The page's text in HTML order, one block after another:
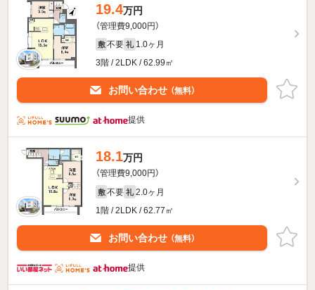
19.4万円
（管理費9,000円）
敷 不要 礼 1.0ヶ月
3階 / 2LDK / 62.99㎡
お問い合わせ （無料）
提供
18.1万円
（管理費9,000円）
敷 不要 礼 2.0ヶ月
1階 / 2LDK / 62.77㎡
お問い合わせ （無料）
提供